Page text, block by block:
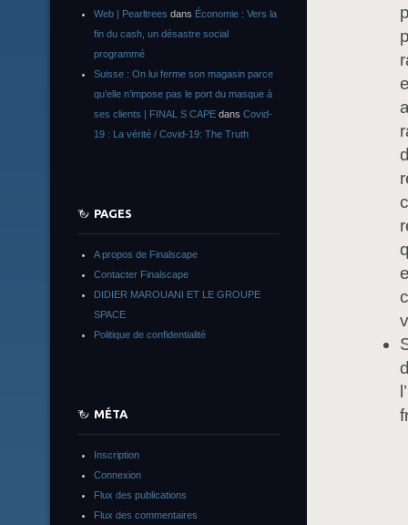
Web | Pearltrees dans Économie : Vers la
fin du cash, un désastre social
programmé
Suisse : On lui ferme son magasin parce
qu’elle n’impose pas le port du masque à
ses clients | FINAL S CAPE dans Covid-
19 : La vérité / Covid-19: The Truth
PAGES
A propos de Finalscape
Contacter Finalscape
DIDIER MAROUANI ET LE GROUPE
SPACE
Politique de confidentialité
MÉTA
Inscription
Connexion
Flux des publications
Flux des commentaires